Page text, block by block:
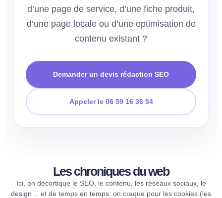
d’une page de service, d’une fiche produit,
d’une page locale ou d’une optimisation de
contenu existant ?
Demander un devis rédaction SEO
Appeler le 06 59 16 36 54
Les chroniques du web​
Ici, on décortique le SEO, le contenu, les réseaux sociaux, le
design… et de temps en temps, on craque pour les cookies (les